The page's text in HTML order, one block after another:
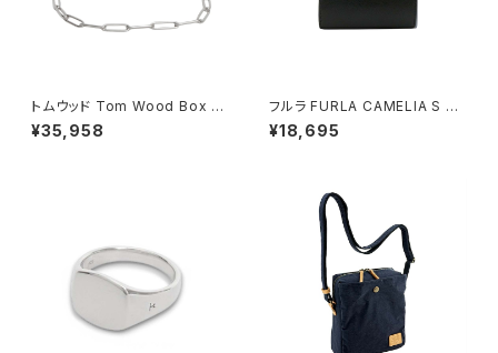
トムウッド Tom Wood Box Br
acelet ブレスレット 100066-
77 シルバー
¥35,958
フルラ FURLA CAMELIA S C
OMPACT WALLETS 二つ折り
財布 wp00315-are000-o60
¥18,695